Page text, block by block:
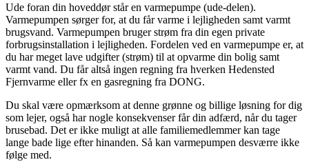
Ude foran din hoveddør står en varmepumpe (ude-delen).
Varmepumpen sørger for, at du får varme i lejligheden samt varmt
brugsvand. Varmepumpen bruger strøm fra din egen private
forbrugsinstallation i lejligheden. Fordelen ved en varmepumpe er, at
du har meget lave udgifter (strøm) til at opvarme din bolig samt
varmt vand. Du får altså ingen regning fra hverken Hedensted
Fjernvarme eller fx en gasregning fra DONG.
Du skal være opmærksom at denne grønne og billige løsning for dig
som lejer, også har nogle konsekvenser får din adfærd, når du tager
brusebad. Det er ikke muligt at alle familiemedlemmer kan tage
lange bade lige efter hinanden. Så kan varmepumpen desværre ikke
følge med.